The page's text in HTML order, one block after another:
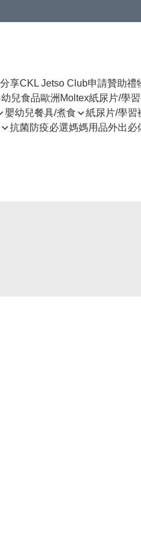
享CKL Jetso Club申請贊助禮
兒食品歐洲Moltex紙尿片/學
嬰幼兒餐具/煮食 紙尿片/學習
抗菌防疫必選媽媽用品外出必